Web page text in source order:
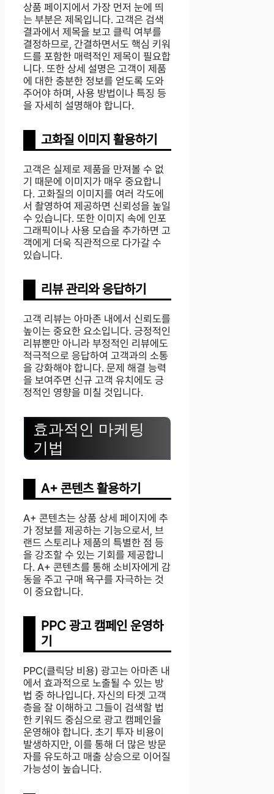
상품 페이지에서 가장 먼저 눈에 띄
는 부분은 제목입니다. 고객은 검색
결과에서 제목을 보고 클릭 여부를
결정하므로, 간결하면서도 핵심 키워
드를 포함한 매력적인 제목이 필요합
니다. 또한 상세 설명은 고객이 제품
에 대한 충분한 정보를 얻도록 도와
주어야 하며, 사용 방법이나 특징 등
을 자세히 설명해야 합니다.
고화질 이미지 활용하기
고객은 실제로 제품을 만져볼 수 없
기 때문에 이미지가 매우 중요합니
다. 고화질의 이미지를 여러 각도에
서 촬영하여 제공하면 신뢰성을 높일
수 있습니다. 또한 이미지 속에 인포
그래픽이나 사용 모습을 추가하면 고
객에게 더욱 직관적으로 다가갈 수
있습니다.
리뷰 관리와 응답하기
고객 리뷰는 아마존 내에서 신뢰도를
높이는 중요한 요소입니다. 긍정적인
리뷰뿐만 아니라 부정적인 리뷰에도
적극적으로 응답하여 고객과의 소통
을 강화해야 합니다. 문제 해결 능력
을 보여주면 신규 고객 유치에도 긍
정적인 영향을 미칠 것입니다.
효과적인 마케팅
기법
A+ 콘텐츠 활용하기
A+ 콘텐츠는 상품 상세 페이지에 추
가 정보를 제공하는 기능으로서, 브
랜드 스토리나 제품의 특별한 점 등
을 강조할 수 있는 기회를 제공합니
다. A+ 콘텐츠를 통해 소비자에게 감
동을 주고 구매 욕구를 자극하는 것
이 중요합니다.
PPC 광고 캠페인 운영하
기
PPC(클릭당 비용) 광고는 아마존 내
에서 효과적으로 노출될 수 있는 방
법 중 하나입니다. 자신의 타겟 고객
층을 잘 이해하고 그들이 검색할 법
한 키워드 중심으로 광고 캠페인을
운영해야 합니다. 초기 투자 비용이
발생하지만, 이를 통해 더 많은 방문
자를 유도하고 매출 상승으로 이어질
가능성이 높습니다.